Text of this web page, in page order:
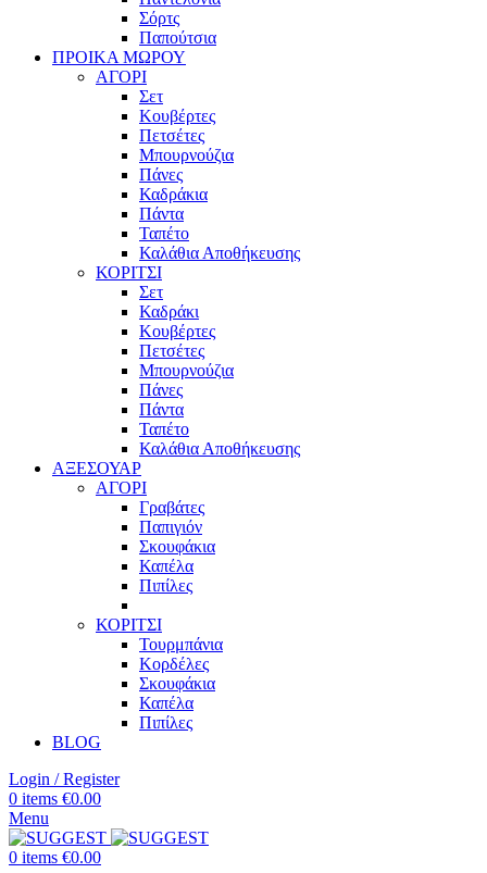
Σόρτς
Παπούτσια
ΠΡΟΙΚΑ ΜΩΡΟΥ
ΑΓΟΡΙ
Σετ
Κουβέρτες
Πετσέτες
Μπουρνούζια
Πάνες
Καδράκια
Πάντα
Ταπέτο
Καλάθια Αποθήκευσης
ΚΟΡΙΤΣΙ
Σετ
Καδράκι
Κουβέρτες
Πετσέτες
Μπουρνούζια
Πάνες
Πάντα
Ταπέτο
Καλάθια Αποθήκευσης
ΑΞΕΣΟΥΑΡ
ΑΓΟΡΙ
Γραβάτες
Παπιγιόν
Σκουφάκια
Καπέλα
Πιπίλες
ΚΟΡΙΤΣΙ
Τουρμπάνια
Κορδέλες
Σκουφάκια
Καπέλα
Πιπίλες
BLOG
Login / Register
0 items €0.00
Menu
0 items €0.00